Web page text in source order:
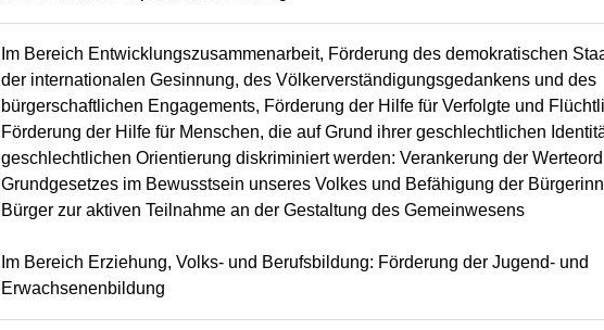
Im Bereich Entwicklungszusammenarbeit, Förderung des demokratischen
der internationalen Gesinnung, des Völkerverständigungsgedankens und des
bürgerschaftlichen Engagements, Förderung der Hilfe für Verfolgte und
Förderung der Hilfe für Menschen, die auf Grund ihrer geschlechtlichen
geschlechtlichen Orientierung diskriminiert werden: Verankerung der
Grundgesetzes im Bewusstsein unseres Volkes und Befähigung der
Bürger zur aktiven Teilnahme an der Gestaltung des Gemeinwesens
Im Bereich Erziehung, Volks- und Berufsbildung: Förderung der Jugend- und
Erwachsenenbildung